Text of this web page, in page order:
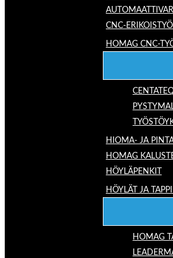
CNC-
HOMAG CNC-
HIOMA- JA
HOMAG
HÖYLÄPENKIT
HÖYLÄT JA
HOMAG